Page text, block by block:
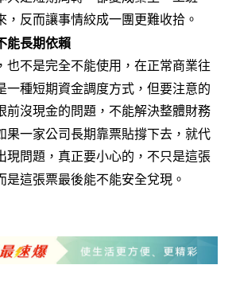
，反而讓事情絞成一團更難收拾。
能長期依賴
也不是完全不能使用，在正常商業往
一種短期資金調度方式，但要注意的
前沒現金的問題，不能解決整體財務
果一家公司長期靠票貼撐下去，就代
現問題，真正要小心的，不只是這張
是這張票最後能不能安全兌現。